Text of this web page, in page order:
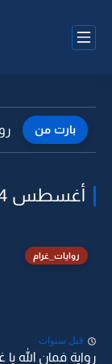
بارت من
أغسطس 2024
روايات_غرام
قبل سنوات
رواية فمان الله يا